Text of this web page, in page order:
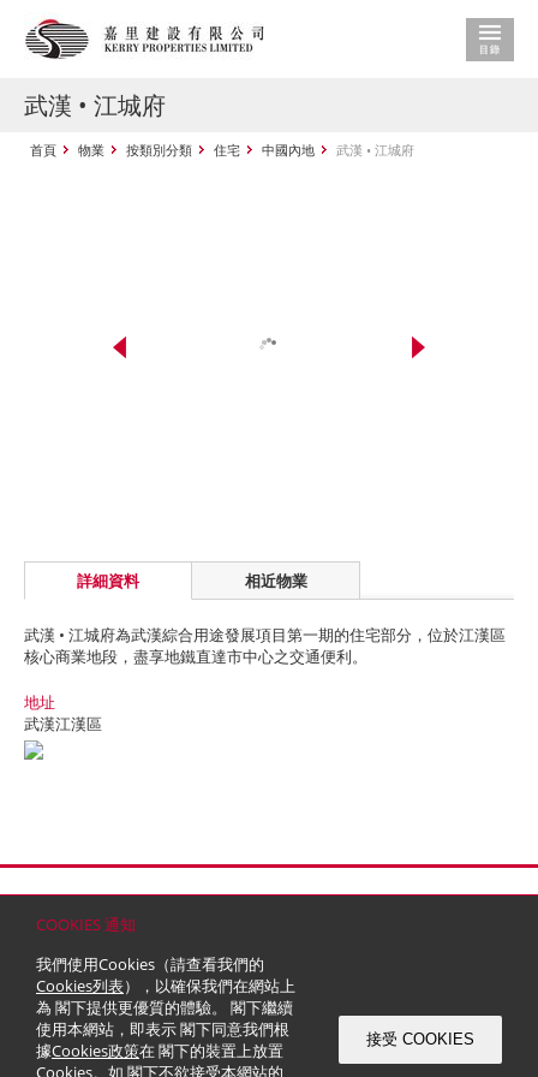
COOKIES 通知
我們使用Cookies（請查看我們的
Cookies列表），以確保我們在網站上
為 閣下提供更優質的體驗。 閣下繼續
使用本網站，即表示 閣下同意我們根
據Cookies政策在 閣下的裝置上放置
Cookies。如 閣下不欲接受本網站的
接受 COOKIES
武漢 • 江城府
首頁 物業 按類別分類 住宅 中國內地 武漢 • 江城府
詳細資料 相近物業
武漢 • 江城府為武漢綜合用途發展項目第一期的住宅部分，位於江漢區
核心商業地段，盡享地鐵直達市中心之交通便利。
地址
武漢江漢區
© 2026 嘉里建設有限公司 (於百慕達註冊成立之有限公司)